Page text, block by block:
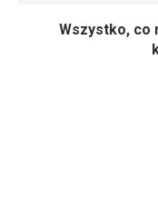
Wszystko, co